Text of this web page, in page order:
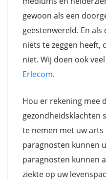
gewoon als een
geestenwereld. En
niets te zeggen heeft,
niet. Wij doen ook
Erlecom.
Hou er rekening mee
gezondheidsklachten
te nemen met uw arts
paragnosten kunnen
paragnosten kunnen
ziekte op uw